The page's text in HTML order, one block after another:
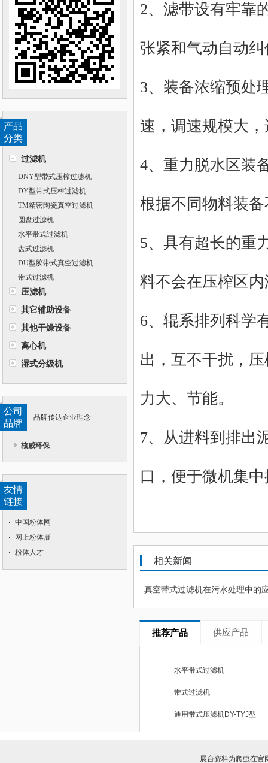
产品
分类
过滤机
DNY型带式压榨过滤机
DY型带式压榨过滤机
TM精密陶瓷真空过滤机
圆盘过滤机
水平带式过滤机
盘式过滤机
DU型胶带式真空过滤机
带式过滤机
压滤机
其它辅助设备
其他干燥设备
离心机
湿式分级机
公司
品牌
品牌传达企业理念
核威环保
友情
链接
中国粉体网
网上粉体展
粉体人才
2、滤带设有牢靠
张紧和气动自动
3、装备浓缩预处
速，调速规模大
4、重力脱水区装
根据不同物料装
5、具有超长的重
料不会在压榨区
6、辊系排列科学
出，互不干扰，
力大、节能。
7、从进料到排出
口，便于微机集
相关新闻
真空带式过滤机在污水处理中的
推荐产品 供应产品
水平带式过滤机
带式过滤机
通用带式压滤机DY-TYJ型
展台资料为爬虫在官